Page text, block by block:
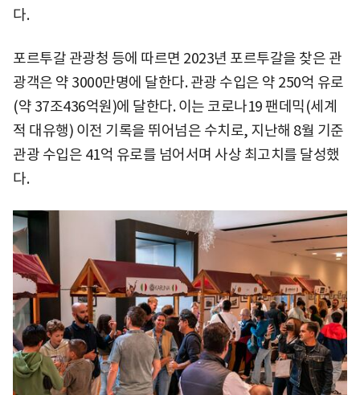
다.
포르투갈 관광청 등에 따르면 2023년 포르투갈을 찾은 관
광객은 약 3000만명에 달한다. 관광 수입은 약 250억 유로
(약 37조436억원)에 달한다. 이는 코로나19 팬데믹(세계
적 대유행) 이전 기록을 뛰어넘은 수치로, 지난해 8월 기준
관광 수입은 41억 유로를 넘어서며 사상 최고치를 달성했
다.